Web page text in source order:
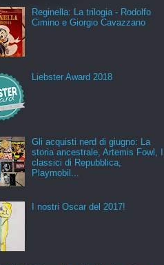
Reginella: La trilogia - Rodolfo
Cimino e Giorgio Cavazzano
Liebster Award 2018
Gli acquisti nerd di giugno: La
storia ancestrale, Artemis Fowl, I
classici di Repubblica,
Playmobil...
I nostri Oscar del 2017!